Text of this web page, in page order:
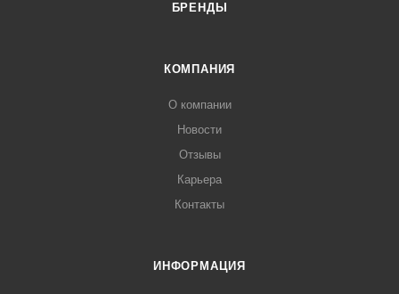
БРЕНДЫ
КОМПАНИЯ
О компании
Новости
Отзывы
Карьера
Контакты
ИНФОРМАЦИЯ